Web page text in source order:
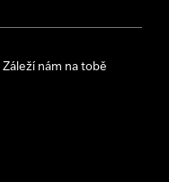
Záleží nám na tobě